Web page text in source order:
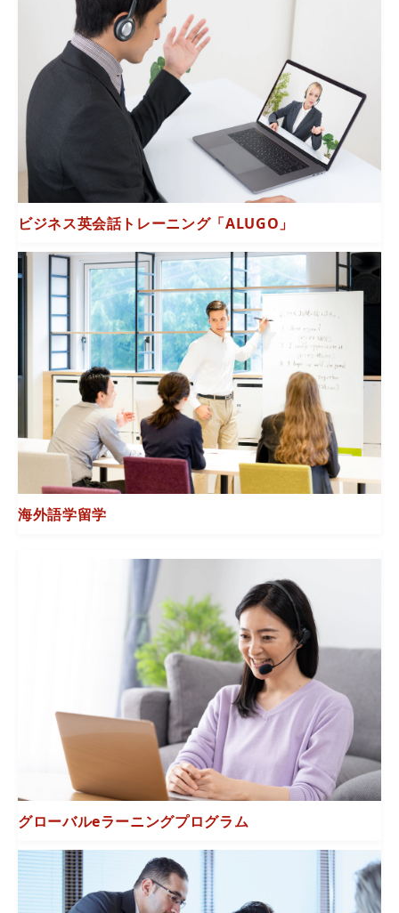
ビジネス英会話トレーニング「ALUGO」
海外語学留学
グローバルeラーニングプログラム